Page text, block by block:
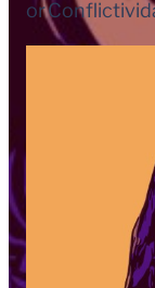
or